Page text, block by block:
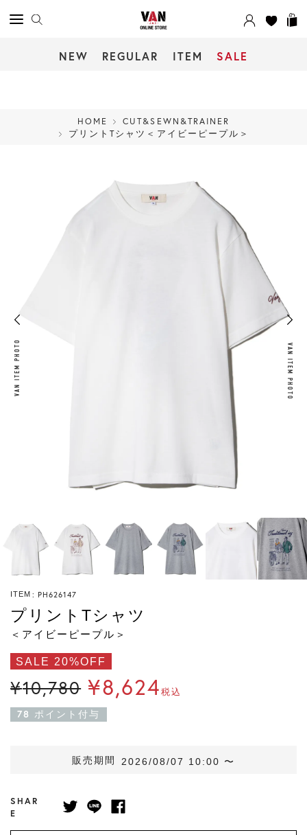
NEW REGULAR ITEM SALE
HOME
CUT&SEWN&TRAINER
プリントTシャツ＜アイビーピープル＞
VAN ITEM PHOTO
VAN ITEM PHOTO
ITEM PH626147
プリントTシャツ
＜アイビーピープル＞
SALE 20%OFF
¥10,780 ¥8,624税込
78 ポイント付与
販売期間 2026/08/07 10:00 〜
SHAR
E